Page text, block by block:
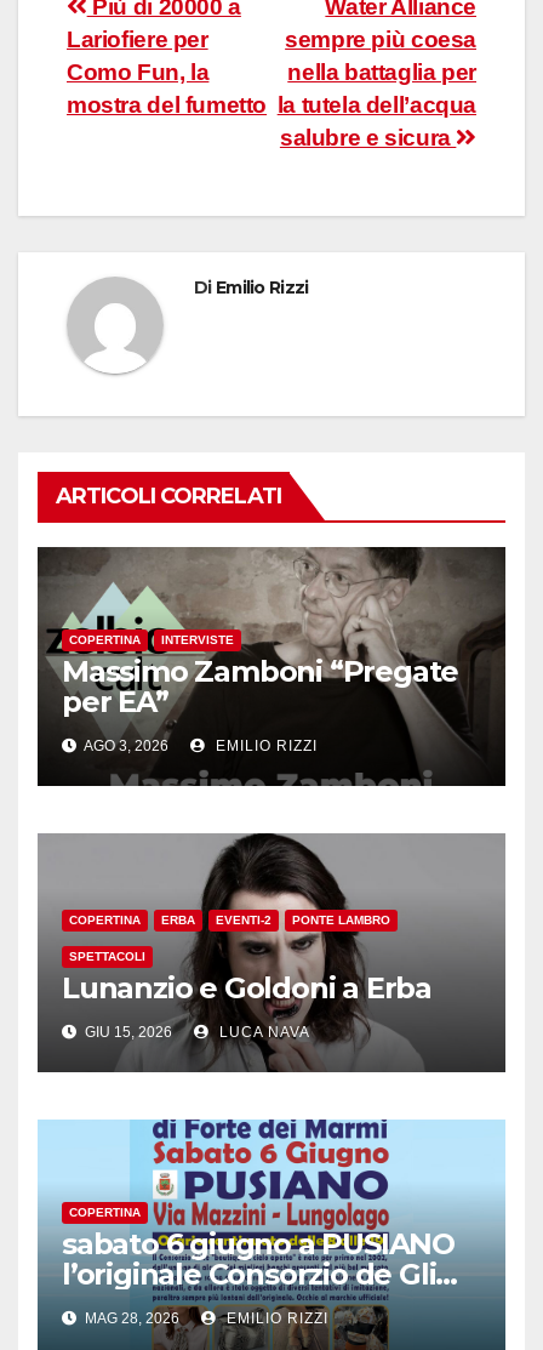
Navigazione
articoli
Water Alliance
sempre più coesa
nella battaglia per
la tutela dell’acqua
salubre e sicura
Più di 20000 a
Lariofiere per
Como Fun, la
mostra del fumetto
Di Emilio Rizzi
ARTICOLI CORRELATI
COPERTINA INTERVISTE
Massimo Zamboni “Pregate
per EA”
AGO 3, 2026 EMILIO RIZZI
COPERTINA ERBA EVENTI-2 PONTE LAMBRO
SPETTACOLI
Lunanzio e Goldoni a Erba
GIU 15, 2026 LUCA NAVA
COPERTINA
sabato 6 giugno a PUSIANO
l’originale Consorzio de Gli
Ambulanti di Forte dei
Marmi®
MAG 28, 2026 EMILIO RIZZI